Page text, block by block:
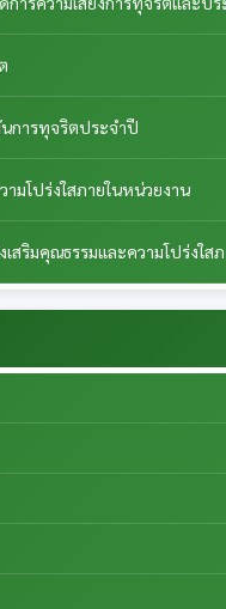
การทุจริตประจำปี
มโปร่งใสภายในหน่วยงาน
สริมคุณธรรมและความโปร่งใส